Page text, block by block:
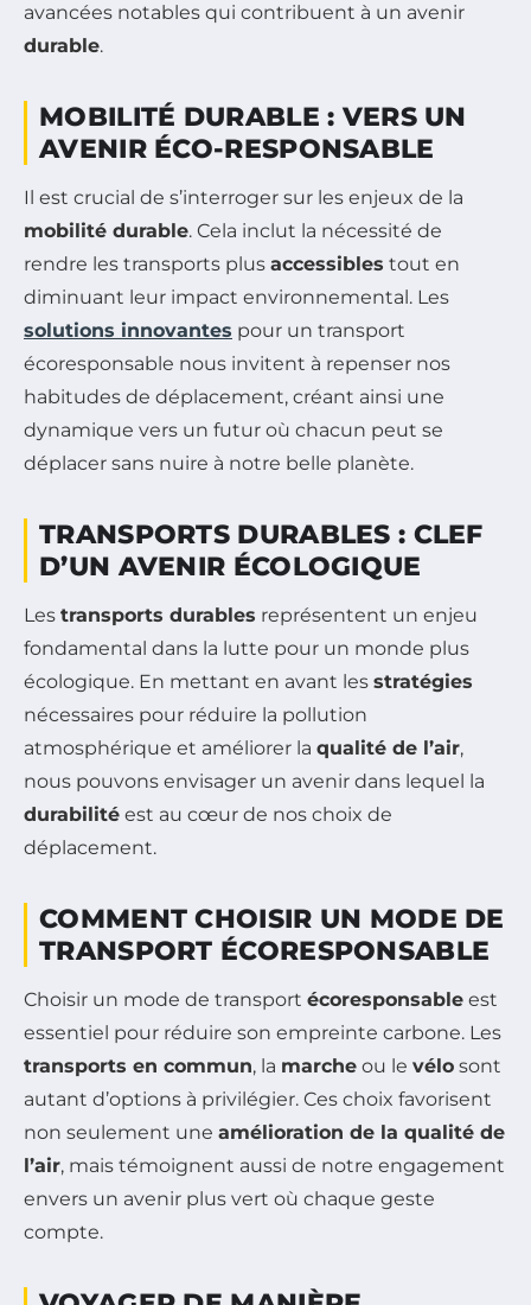
avancées notables qui contribuent à un avenir
durable.
MOBILITÉ DURABLE : VERS UN
AVENIR ÉCO-RESPONSABLE
Il est crucial de s’interroger sur les enjeux de la
mobilité durable. Cela inclut la nécessité de
rendre les transports plus accessibles tout en
diminuant leur impact environnemental. Les
solutions innovantes pour un transport
écoresponsable nous invitent à repenser nos
habitudes de déplacement, créant ainsi une
dynamique vers un futur où chacun peut se
déplacer sans nuire à notre belle planète.
TRANSPORTS DURABLES : CLEF
D’UN AVENIR ÉCOLOGIQUE
Les transports durables représentent un enjeu
fondamental dans la lutte pour un monde plus
écologique. En mettant en avant les stratégies
nécessaires pour réduire la pollution
atmosphérique et améliorer la qualité de l’air,
nous pouvons envisager un avenir dans lequel la
durabilité est au cœur de nos choix de
déplacement.
COMMENT CHOISIR UN MODE DE
TRANSPORT ÉCORESPONSABLE
Choisir un mode de transport écoresponsable est
essentiel pour réduire son empreinte carbone. Les
transports en commun, la marche ou le vélo sont
autant d’options à privilégier. Ces choix favorisent
non seulement une amélioration de la qualité de
l’air, mais témoignent aussi de notre engagement
envers un avenir plus vert où chaque geste
compte.